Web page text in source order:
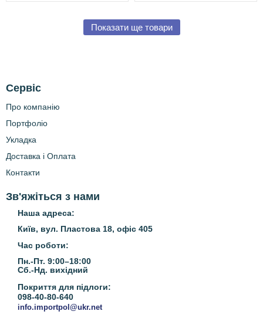
Показати ще товари
Сервіс
Про компанію
Портфоліо
Укладка
Доставка і Оплата
Контакти
Зв'яжіться з нами
Наша адреса:
Київ, вул. Пластова 18, офіс 405
Час роботи:
Пн.-Пт. 9:00–18:00
Сб.-Нд. вихідний
Покриття для підлоги:
098-40-80-640
info.importpol@ukr.net